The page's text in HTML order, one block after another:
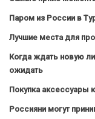
Паром из России в
Лучшие места для
Когда ждать новую
ожидать
Покупка аксессуары
Россияни могут